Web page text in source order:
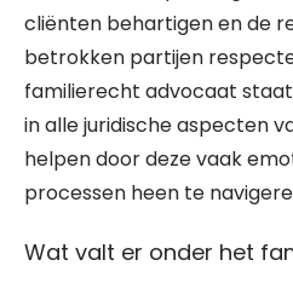
cliënten behartigen en de
betrokken partijen
familierecht advocaat
in alle juridische aspecten
helpen door deze vaak
processen heen te
Wat valt er onder het